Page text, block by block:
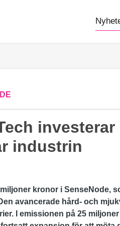
industrin
kronor i SenseNode,
avancerade hård- och
I emissionen på 25